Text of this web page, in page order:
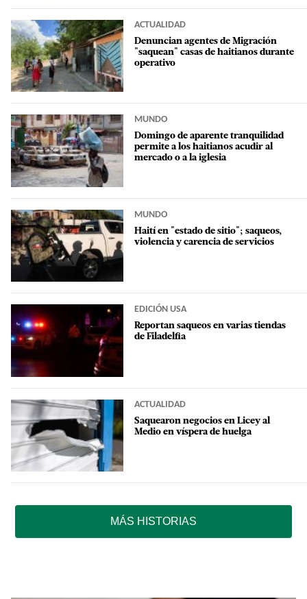
ACTUALIDAD
Denuncian agentes de Migración
"saquean" casas de haitianos durante
operativo
MUNDO
Domingo de aparente tranquilidad
permite a los haitianos acudir al
mercado o a la iglesia
MUNDO
Haití en "estado de sitio"; saqueos,
violencia y carencia de servicios
EDICIÓN USA
Reportan saqueos en varias tiendas
de Filadelfia
ACTUALIDAD
Saquearon negocios en Licey al
Medio en víspera de huelga
MÁS HISTORIAS